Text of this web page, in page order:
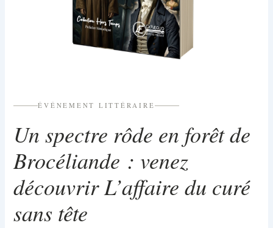
ÉVÉNEMENT LITTÉRAIRE
Un spectre rôde en forêt de
Brocéliande : venez
découvrirL’affaire du curé
sans tête